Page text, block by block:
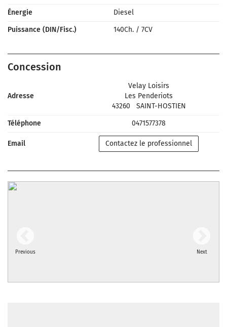
Énergie
Diesel
Puissance (DIN/Fisc.)
140Ch. / 7CV
Concession
Adresse
Velay Loisirs
Les Penderiots
43260
SAINT-HOSTIEN
Téléphone
0471577378
Email Contactez le professionnel
Previous Next